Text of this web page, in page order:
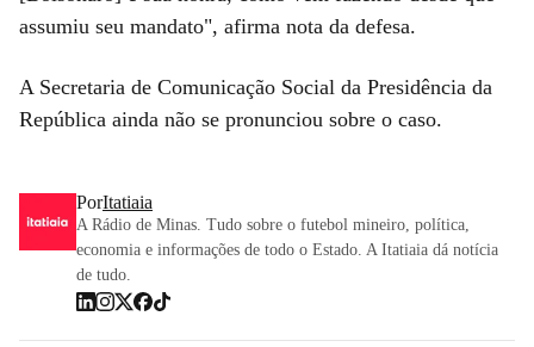
assumiu seu mandato", afirma nota da defesa.
A Secretaria de Comunicação Social da Presidência da
República ainda não se pronunciou sobre o caso.
PorItatiaia
A Rádio de Minas. Tudo sobre o futebol mineiro, política,
economia e informações de todo o Estado. A Itatiaia dá notícia
de tudo.